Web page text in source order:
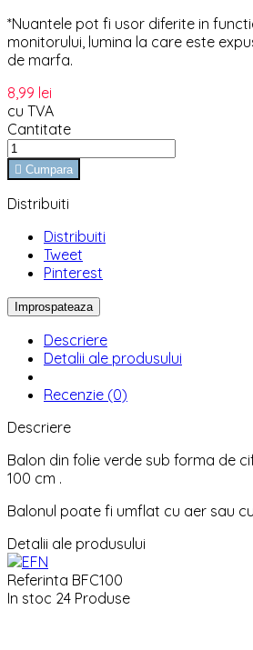
*Nuantele pot fi usor diferite in
monitorului, lumina la care este
de marfa.
8,99 lei
cu TVA
Cantitate
 Cumpara
Distribuiti
Distribuiti
Tweet
Pinterest
Descriere
Detalii ale produsului
Recenzie (0)
Descriere
Balon din folie verde sub forma de
100 cm .
Balonul poate fi umflat cu aer sau
Detalii ale produsului
Referinta BFC100
In stoc 24 Produse